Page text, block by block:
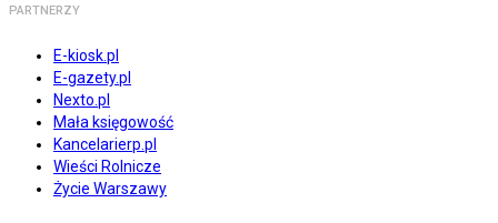
PARTNERZY
E-kiosk.pl
E-gazety.pl
Nexto.pl
Mała księgowość
Kancelarierp.pl
Wieści Rolnicze
Życie Warszawy